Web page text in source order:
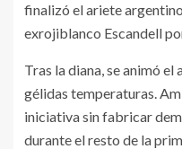
finalizó el ariete
exrojiblanco Escandell
Tras la diana, se animó
gélidas temperaturas.
iniciativa sin fabricar
durante el resto de la